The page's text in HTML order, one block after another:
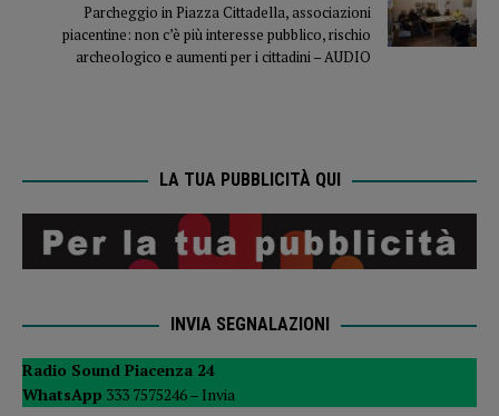
Parcheggio in Piazza Cittadella, associazioni
piacentine: non c’è più interesse pubblico, rischio
archeologico e aumenti per i cittadini – AUDIO
LA TUA PUBBLICITÀ QUI
INVIA SEGNALAZIONI
Radio Sound Piacenza 24
WhatsApp 333 7575246 – Invia